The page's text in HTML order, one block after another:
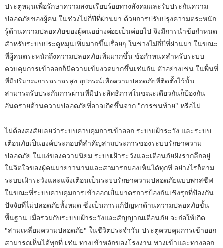
ประตูหมุนเพื่อรักษาความสงบเรียบร้อยทางสังคมและรับประกันความ
ปลอดภัยของผู้คน ในช่วงไม่กี่ปีที่ผ่านมา ด้วยการปรับปรุงความตระหนัก
รู้ด้านความปลอดภัยของผู้คนอย่างค่อยเป็นค่อยไป จึงมีการนำข้อกำหนด
สำหรับระบบประตูหมุนเพิ่มมากขึ้นเรื่อยๆ ในช่วงไม่กี่ปีที่ผ่านมา ในขณะ
ที่ผู้คนตระหนักถึงความปลอดภัยเพิ่มมากขึ้น ข้อกำหนดสำหรับระบบ
ควบคุมการเข้าออกก็มีความเข้มงวดมากขึ้นเช่นกัน ตัวอย่างเช่น ในพื้นที่
ที่มีปริมาณการจราจรสูง อุปกรณ์เพื่อความปลอดภัยที่ติดตั้งไว้นั้น
สามารถรับประกันการผ่านที่มีประสิทธิภาพในขณะเดียวกันก็ป้องกัน
อันตรายด้านความปลอดภัยที่อาจเกิดขึ้นจาก "การชนท้าย" หรือไม่
ไม่ต้องสงสัยเลยว่าระบบควบคุมการเข้าออก ระบบเฝ้าระวัง และระบบ
เตือนภัยเป็นองค์ประกอบที่สำคัญสามประการของระบบรักษาความ
ปลอดภัย ในแง่ของความนิยม ระบบเฝ้าระวังและเตือนภัยฝังรากลึกอยู่
ในจิตใจของผู้คนมายาวนานและสามารถมองเห็นได้ทุกที่ อย่างไรก็ตาม
ระบบเฝ้าระวังและแจ้งเตือนเป็นระบบรักษาความปลอดภัยแบบพาสซีฟ
ในขณะที่ระบบควบคุมการเข้าออกเป็นมาตรการป้องกันเชิงรุกที่ป้องกัน
ปัจจัยที่ไม่ปลอดภัยทั้งหมด ซึ่งเป็นการแก้ปัญหาด้านความปลอดภัยขั้น
พื้นฐาน เมื่อรวมกับระบบเฝ้าระวังและสัญญาณเตือนภัย จะก่อให้เกิด
"สามเหลี่ยมความปลอดภัย" ในชีวิตประจำวัน ประตูควบคุมการเข้าออก
สามารถเห็นได้ทุกที่ เช่น ทางเข้าหลักของโรงงาน ทางเข้าและทางออก